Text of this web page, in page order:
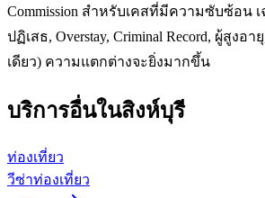
Commission สำหรับเคสที่มีความซับซ้อน
ปฏิเสธ, Overstay, Criminal Record, ผู้สูงอ
เดียว) ความแตกต่างจะยิ่งมากขึ้น
บริการอื่นในสิงห์บุรี
ท่องเที่ยว
วีซ่าท่องเที่ยว